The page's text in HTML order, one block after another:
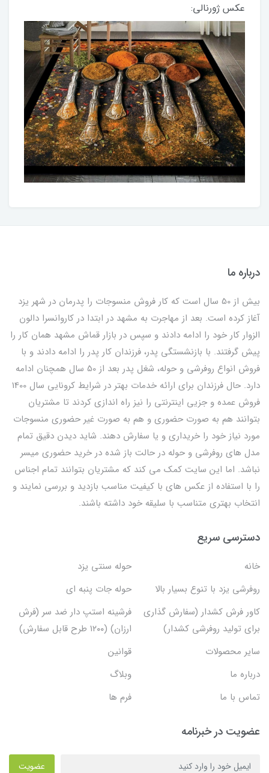
عکس ژورنالی:
درباره ما
بیش از 50 سال است که کار فروش منسوجات را پدرمان در شهر یزد
آغاز کرده است. بعد از مهاجرت به مشهد در ابتدا در کاروانسرا دالون
الزوار کار خود را ادامه دادند و سپس در بازار قماش مشهد همان کار را
پیش گرفتند. با بازنشستگی پدر، فرزندان کار پدر را ادامه دادند و با
فروش انواع روفرشی و حوله، شغل پدر بعد از 50 سال همچنان ادامه
دارد. حال فرزندان برای ارائه خدمات بهتر در شرایط کرونایی سال 1400
فروش عمده و جزیی اینترنتی را نیز راه اندازی کردند تا مشتریان
بتوانند هم به صورت حضوری و هم به صورت غیر حضوری منسوجات
مورد نیاز خود را خریداری و یا سفارش دهند. شاید دیدن دقیق تمام
مدل های روفرشی و حوله در حالت باز شده در خرید حضوری میسر
نباشد. اما این سایت کمک می کند که مشتریان بتوانند تمام اجناس
را با استفاده از عکس های با کیفیت مناسب بازدید و بررسی نمایند و
انتخاب بهتری متناسب با سلیقه خود داشته باشند.
دسترسی سریع
خانه
حوله سنتی یزد
روفرشی یزد با تنوع بسیار بالا
حوله جات پنبه ای
کاور فرش کشدار (سفارش گذاری
برای تولید روفرشی کشدار)
فرشینه استپ دار ضد سر (فرش
ارزان) (۱۲۰۰ طرح قابل سفارش)
سایر محصولات
قوانین
درباره ما
وبلاگ
تماس با ما
فرم ها
عضویت در خبرنامه
عضویت